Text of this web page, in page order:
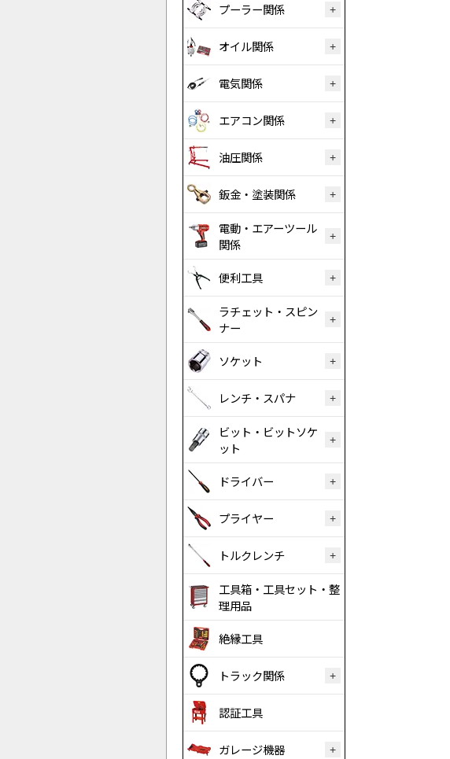
プーラー関係
オイル関係
電気関係
エアコン関係
油圧関係
鈑金・塗装関係
電動・エアーツール
関係
便利工具
ラチェット・スピン
ナー
ソケット
レンチ・スパナ
ビット・ビットソケ
ット
ドライバー
プライヤー
トルクレンチ
工具箱・工具セット・整
理用品
絶縁工具
トラック関係
認証工具
ガレージ機器